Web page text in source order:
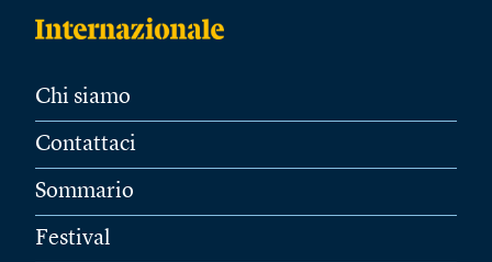
Chi siamo
Contattaci
Sommario
Festival